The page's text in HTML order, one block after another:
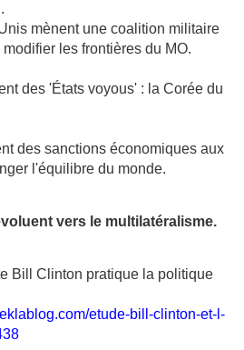
mènent une coalition militaire
les frontières du MO.
des 'États voyous' : la Corée du
des sanctions économiques aux
l'équilibre du monde.
vers le multilatéralisme.
Bill Clinton pratique la politique
etude-bill-clinton-et-l-